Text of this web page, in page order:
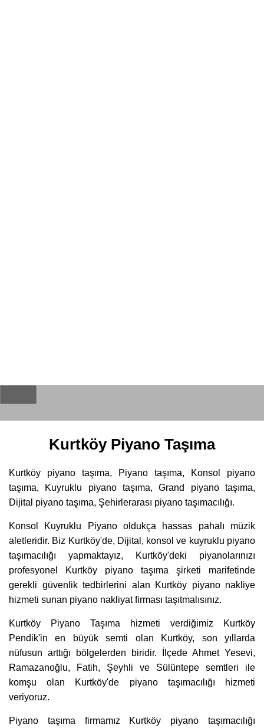
Kurtköy Piyano Taşıma
Kurtköy piyano taşıma, Piyano taşıma, Konsol piyano
taşıma, Kuyruklu piyano taşıma, Grand piyano taşıma,
Dijital piyano taşıma, Şehirlerarası piyano taşımacılığı.
Konsol Kuyruklu Piyano oldukça hassas pahalı müzik
aletleridir. Biz Kurtköy'de, Dijital, konsol ve kuyruklu piyano
taşımacılığı yapmaktayız, Kurtköy'deki piyanolarınızı
profesyonel Kurtköy piyano taşıma şirketi marifetinde
gerekli güvenlik tedbirlerini alan Kurtköy piyano nakliye
hizmeti sunan piyano nakliyat firması taşıtmalısınız.
Kurtköy Piyano Taşıma hizmeti verdiğimiz Kurtköy
Pendik'in en büyük semti olan Kurtköy, son yıllarda
nüfusun arttığı bölgelerden biridir. İlçede Ahmet Yesevi,
Ramazanoğlu, Fatih, Şeyhli ve Sülüntepe semtleri ile
komşu olan Kurtköy'de piyano taşımacılığı hizmeti
veriyoruz.
Piyano taşıma firmamız Kurtköy piyano taşımacılığı